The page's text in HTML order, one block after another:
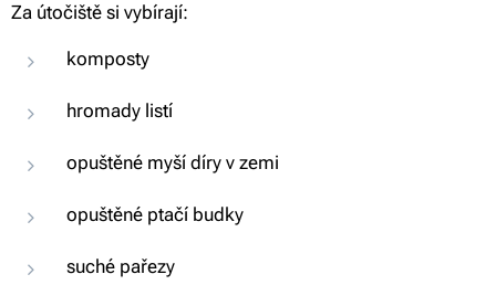
Za útočiště si vybírají:
komposty
hromady listí
opuštěné myší díry v zemi
opuštěné ptačí budky
suché pařezy